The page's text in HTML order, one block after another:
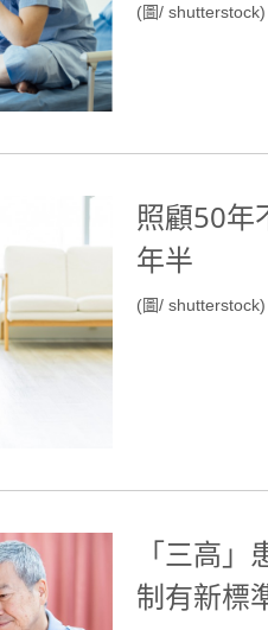
(圖/ shutterstock)
照顧50年
年半
(圖/ shutterstock)
「三高
制有新標